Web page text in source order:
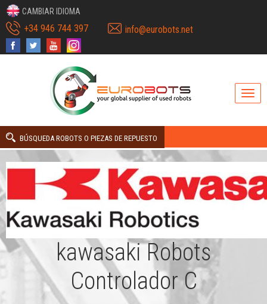
CAMBIAR IDIOMA
+34 946 744 397 info@eurobots.net
BÚSQUEDA ROBOTS O PIEZAS DE REPUESTO
kawasaki Robots
Controlador C